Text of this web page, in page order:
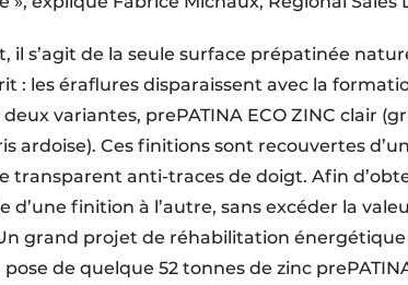
il s’agit de la seule surface prépatinée
: les éraflures disparaissent avec la
variantes, prePATINA ECO ZINC clair
ardoise). Ces finitions sont recouvertes
transparent anti-traces de doigt. Afin
d’une finition à l’autre, sans excéder la
grand projet de réhabilitation énergétique
de quelque 52 tonnes de zinc